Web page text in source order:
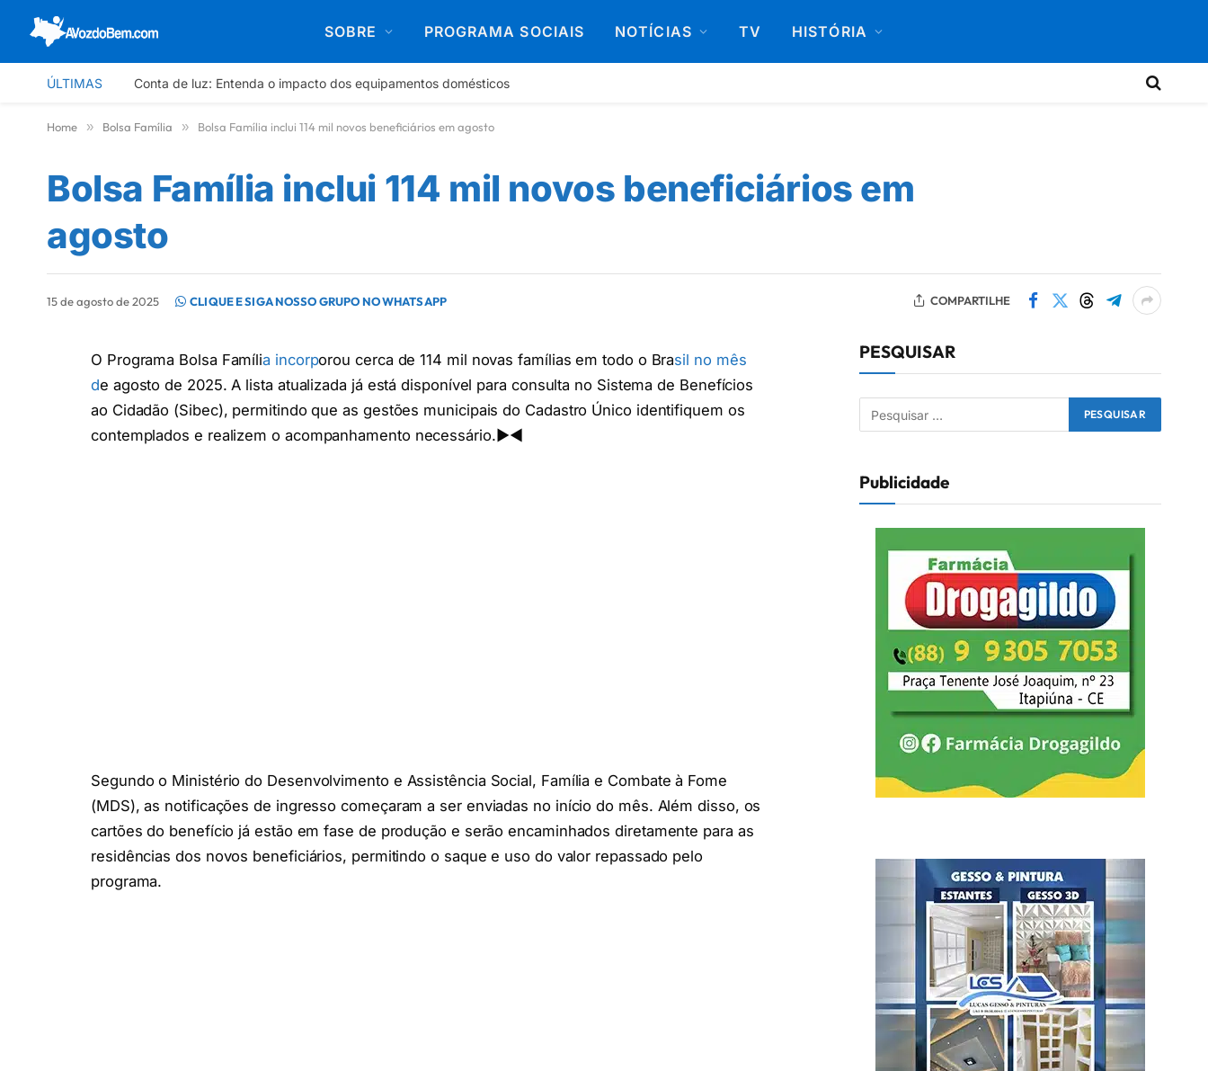
SOBRE PROGRAMA SOCIAIS NOTÍCIAS TV HISTÓRIA
ÚLTIMAS Conta de luz: Entenda o impacto dos equipamentos domésticos
Home » Bolsa Família » Bolsa Família inclui 114 mil novos beneficiários em agosto
Bolsa Família inclui 114 mil novos beneficiários em
agosto
15 de agosto de 2025 CLIQUE E SIGA NOSSO GRUPO NO WHATSAPP COMPARTILHE
O Programa Bolsa Família incorporou cerca de 114 mil novas famílias em todo o Brasil no mês
de agosto de 2025. A lista atualizada já está disponível para consulta no Sistema de Benefícios
ao Cidadão (Sibec), permitindo que as gestões municipais do Cadastro Único identifiquem os
contemplados e realizem o acompanhamento necessário.▶️◀️
Segundo o Ministério do Desenvolvimento e Assistência Social, Família e Combate à Fome
(MDS), as notificações de ingresso começaram a ser enviadas no início do mês. Além disso, os
cartões do benefício já estão em fase de produção e serão encaminhados diretamente para as
residências dos novos beneficiários, permitindo o saque e uso do valor repassado pelo
programa.
PESQUISAR
Publicidade